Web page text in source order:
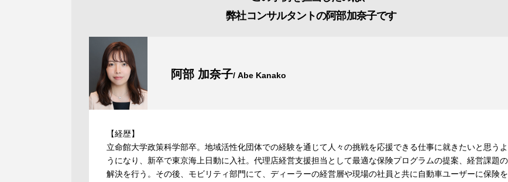
弊社コンサルタントの阿部加奈子です
阿部 加奈子/ Abe Kanako
【経歴】
立命館大学政策科学部卒。地域活性化団体での経験を通じて人々の挑戦を応援できる仕事に就きたいと思うよ
うになり、新卒で東京海上日動に入社。代理店経営支援担当として最適な保険プログラムの提案、経営課題の
解決を行う。その後、モビリティ部門にて、ディーラーの経営層や現場の社員と共に自動車ユーザーに保険を